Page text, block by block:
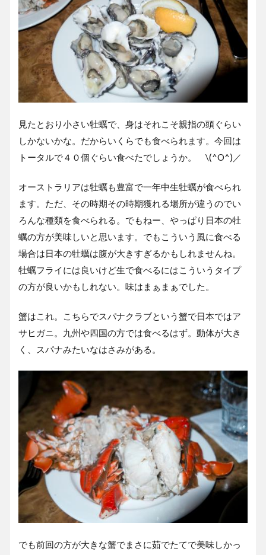
見たとおり小さい牡蠣で、身はそれこそ親指の頭ぐらい
しかないかな。だからいくらでも食べられます。今回は
トータルで４０個ぐらい食べたでしょうか。 \(^O^)／
オーストラリアは牡蠣も豊富で一年中生牡蠣が食べられ
ます。ただ、その時期その時期獲れる場所が違うのでい
ろんな種類を食べられる。でもねー、やっぱり日本の牡
蠣の方が美味しいと思います。でもこういう風に食べる
場合は日本の牡蠣は腹が大きすぎるかもしれませんね。
牡蠣フライには良いけど生で食べるにはこういうタイプ
の方が良いかもしれない。味はまぁまぁでした。
蟹はこれ。こちらでスパナクラブという蟹で日本ではア
サヒガニ。九州や四国の方では食べるはず。動体が大き
く、スパナみたいなはさみがある。
でも前回の方が大きな蟹でまさに茹でたてで美味しかっ